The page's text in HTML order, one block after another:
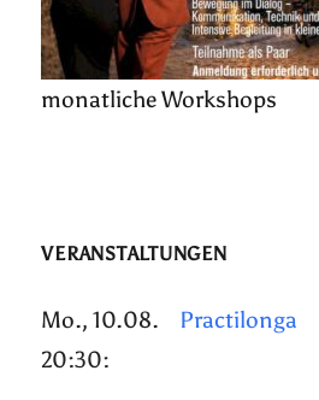
monatliche Workshops
VERANSTALTUNGEN
Mo., 10.08.
20:30:
Practilonga